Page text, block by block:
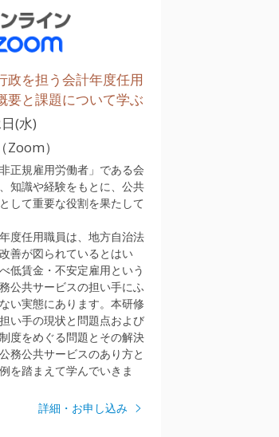
政を担う会計年度任用
要と課題について学ぶ
(水)
Zoom）
正規雇用労働者」である会
知識や経験をもとに、公共
して重要な役割を果たして
度任用職員は、地方自治法
善が図られているとはい
低賃金・不安定雇用という
公共サービスの担い手にふ
い実態にあります。本研修
い手の現状と問題点および
度をめぐる問題とその解決
務公共サービスのあり方と
を踏まえて学んでいきま
詳細・お申し込み